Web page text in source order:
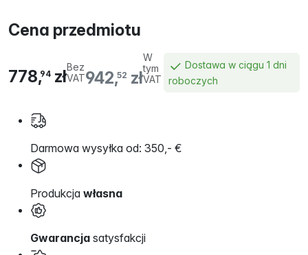
Cena przedmiotu
942,52 zł
W
tym
VAT
778,94 złBez
VAT
Dostawa w ciągu 1 dni
roboczych
Darmowa wysyłka od: 350,- €
Produkcja własna
Gwarancja satysfakcji